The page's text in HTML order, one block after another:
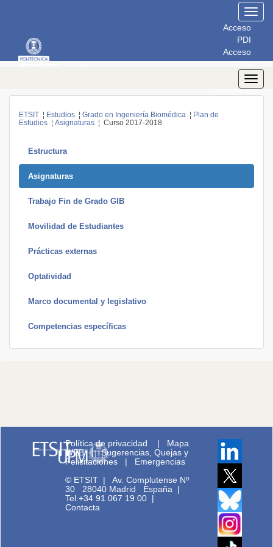
Acceso
PDI
Acceso
PAS
Acceso
Estudiantes
ETSIT ¦ Estudios ¦ Grado en Ingeniería Biomédica ¦ Plan de
Estudios ¦ Asignaturas ¦ Curso 2017-2018
Estructura
Asignaturas
Trabajo Fin de Grado GIB
Movilidad de Estudiantes
Prácticas externas
Optatividad
Marco documental y legislativo
Competencias específicas
Política de privacidad | Mapa
WEB|Sugerencias, Quejas y
Felicitaciones | Emergencias
© ETSIT |Av. Complutense Nº
30 28040 Madrid España |
Tel.+34 91 067 19 00 |
Contacta